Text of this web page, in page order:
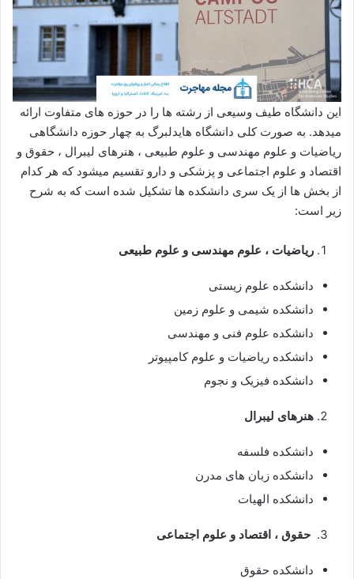
این دانشگاه طیف وسیعی از رشته ها را در حوزه های متفاوت ارائه
میدهد. به صورت کلی دانشگاه هایدلبرگ به چهار حوزه دانشگاهی
ریاضیات و علوم مهندسی و علوم طبیعی ، هنرهای لیبرال ، حقوق و
اقتصاد و علوم اجتماعی و پزشکی و دارو تقسیم میشود که هر کدام
از بخش ها از یک سری دانشکده ها تشکیل شده است که به شرح
زیر است:
ریاضیات ، علوم مهندسی و علوم طبیعی
دانشکده علوم زیستی
دانشکده شیمی و علوم زمین
دانشکده علوم فنی و مهندسی
دانشکده ریاضیات و علوم کامپیوتر
دانشکده فیزیک و نجوم
هنرهای لیبرال
دانشکده فلسفه
دانشکده زبان های مدرن
دانشکده الهیات
حقوق ، اقتصاد و علوم اجتماعی
دانشکده حقوق